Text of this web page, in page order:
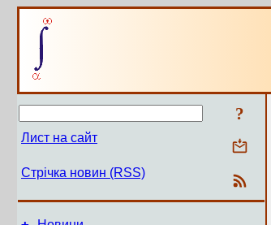
?
Лист на сайт
Стрічка новин (RSS)